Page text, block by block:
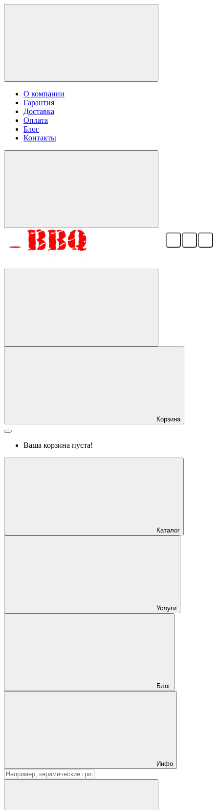
О компании
Гарантия
Доставка
Оплата
Блог
Контакты
Корзина
Ваша корзина пуста!
Каталог
Услуги
Блог
Инфо